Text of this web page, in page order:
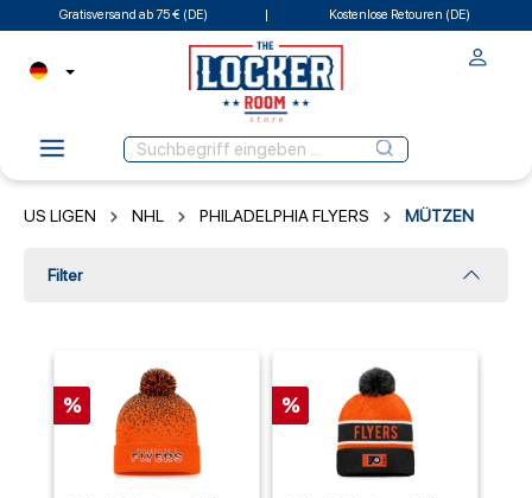
Gratisversand ab 75 € (DE) Kostenlose Retouren (DE)
US LIGEN NHL PHILADELPHIA FLYERS MÜTZEN
Filter
% %